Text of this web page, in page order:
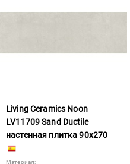
Living Ceramics Noon
LV11709 Sand Ductile
настенная плитка 90x270
Материал: